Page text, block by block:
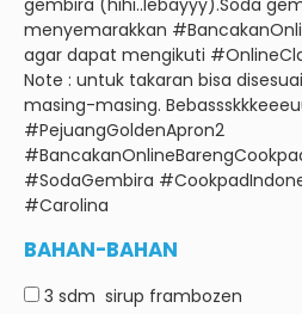
gembira (hihi..lebayyy).Soda
menyemarakkan
agar dapat mengikuti
Note : untuk takaran bisa
masing-masing.
#PejuangGoldenApron2 ​​
#SodaGembira
#Carolina
BAHAN-BAHAN
3 sdm sirup frambozen